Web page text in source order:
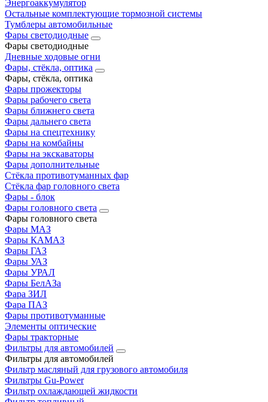
Энергоаккумулятор
Остальные комплектующие тормозной системы
Тумблеры автомобильные
Фары светодиодные
Фары светодиодные
Дневные ходовые огни
Фары, стёкла, оптика
Фары, стёкла, оптика
Фары прожекторы
Фары рабочего света
Фары ближнего света
Фары дальнего света
Фары на спецтехнику
Фары на комбайны
Фары на экскаваторы
Фары дополнительные
Стёкла противотуманных фар
Стёкла фар головного света
Фары - блок
Фары головного света
Фары головного света
Фары МАЗ
Фары КАМАЗ
Фары ГАЗ
Фары УАЗ
Фары УРАЛ
Фары БелАЗа
Фара ЗИЛ
Фара ПАЗ
Фары противотуманные
Элементы оптические
Фары тракторные
Фильтры для автомобилей
Фильтры для автомобилей
Фильтр масляный для грузового автомобиля
Фильтры Gu-Power
Фильтр охлаждающей жидкости